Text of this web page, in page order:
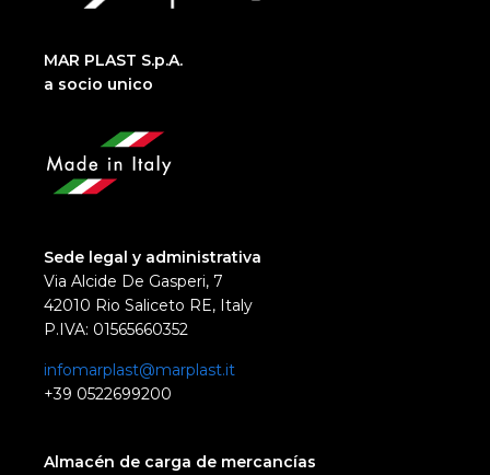
MAR PLAST S.p.A.
a socio unico
Sede legal y administrativa
Via Alcide De Gasperi, 7
42010 Rio Saliceto RE, Italy
P.IVA: 01565660352
infomarplast@marplast.it
+39 0522699200
Almacén de carga de mercancías